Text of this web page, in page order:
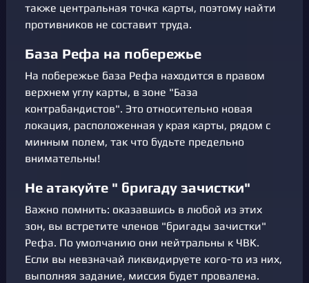
также центральная точка карты, поэтому найти
противников не составит труда.
База Рефа на побережье
На побережье база Рефа находится в правом
верхнем углу карты, в зоне "База
контрабандистов". Это относительно новая
локация, расположенная у края карты, рядом с
минным полем, так что будьте предельно
внимательны!
Не атакуйте " бригаду зачистки"
Важно помнить: оказавшись в любой из этих
зон, вы встретите членов "бригады зачистки"
Рефа. По умолчанию они нейтральны к ЧВК.
Если вы невзначай ликвидируете кого-то из них,
выполняя задание, миссия будет провалена.